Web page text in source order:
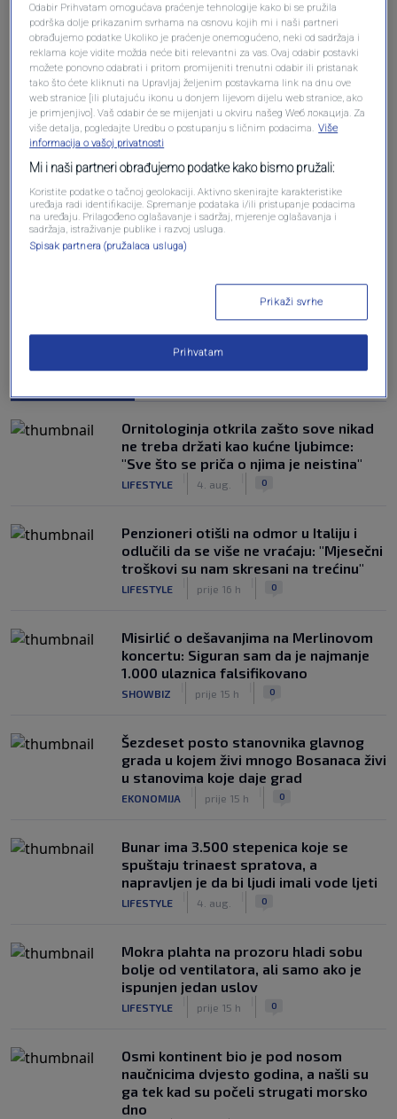
Oglas
Oglas
Ornitologinja otkrila zašto sove nikad
ne treba držati kao kućne ljubimce:
"Sve što se priča o njima je neistina"
LIFESTYLE 4. aug. 0
Penzioneri otišli na odmor u Italiju i
odlučili da se više ne vraćaju: "Mjesečni
troškovi su nam skresani na trećinu"
LIFESTYLE prije 16 h 0
Misirlić o dešavanjima na Merlinovom
koncertu: Siguran sam da je najmanje
1.000 ulaznica falsifikovano
SHOWBIZ prije 15 h 0
Šezdeset posto stanovnika glavnog
grada u kojem živi mnogo Bosanaca živi
u stanovima koje daje grad
EKONOMIJA prije 15 h 0
Bunar imа 3.500 stepenica koje se
spuštaju trinaest spratova, a
napravljen je da bi ljudi imali vode ljeti
LIFESTYLE 4. aug. 0
Mokra plahta na prozoru hladi sobu
bolje od ventilatora, ali samo ako je
ispunjen jedan uslov
LIFESTYLE prije 15 h 0
Osmi kontinent bio je pod nosom
naučnicima dvjesto godina, a našli su
ga tek kad su počeli strugati morsko
dno
Odabir Prihvatam omogućava praćenje tehnologije kako bi se pružila
podrška dolje prikazanim svrhama na osnovu kojih mi i naši partneri
obrađujemo podatke Ukoliko je praćenje onemogućeno, neki od sadržaja i
reklama koje vidite možda neće biti relevantni za vas. Ovaj odabir postavki
možete ponovno odabrati i pritom promijeniti trenutni odabir ili pristanak
tako što ćete kliknuti na Upravljaj željenim postavkama link na dnu ove
web stranice [ili plutajuću ikonu u donjem lijevom dijelu web stranice, ako
je primjenjivo]. Vaš odabir će se mijenjati u okviru našeg Wеб локација. Za
više detalja, pogledajte Uredbu o postupanju s ličnim podacima. Više
informacija o vašoj privatnosti
Mi i naši partneri obrađujemo podatke kako bismo pružali:
Koristite podatke o tačnoj geolokaciji. Aktivno skenirajte karakteristike
uređaja radi identifikacije. Spremanje podataka i/ili pristupanje podacima
na uređaju. Prilagođeno oglašavanje i sadržaj, mjerenje oglašavanja i
sadržaja, istraživanje publike i razvoj usluga.
Spisak partnera (pružalaca usluga)
Prikaži svrhe
Prihvatam